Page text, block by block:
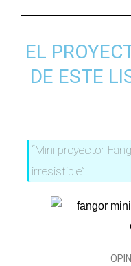
EL
DE ESTE
“Mini proyector
irresistible”